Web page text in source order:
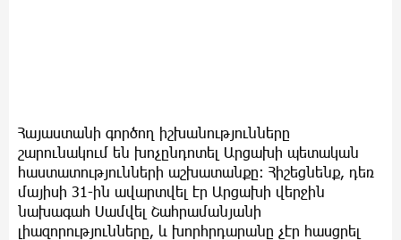
Հայաստանի գործող իշխանությունները
շարունակում են խոչընդոտել Արցախի պետական
հաստատությունների աշխատանքը։ Հիշեցնենք, դեռ
մայիսի 31-ին ավարտվել էր Արցախի վերջին
նախագահ Սամվել Շահրամանյանի
լիազորությունները, և խորհրդարանը չէր հասցրել